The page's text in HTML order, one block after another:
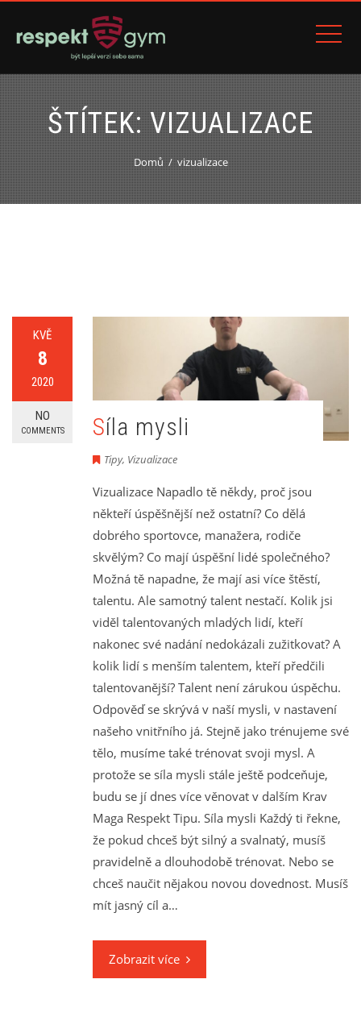
ŠTÍTEK:VIZUALIZACE
Domů vizualizace
KVĚ
8
2020
NO
COMMENTS Síla mysli
Tipy, Vizualizace
Vizualizace Napadlo tě někdy, proč jsou
někteří úspěšnější než ostatní? Co dělá
dobrého sportovce, manažera, rodiče
skvělým? Co mají úspěšní lidé společného?
Možná tě napadne, že mají asi více štěstí,
talentu. Ale samotný talent nestačí. Kolik jsi
viděl talentovaných mladých lidí, kteří
nakonec své nadání nedokázali zužitkovat? A
kolik lidí s menším talentem, kteří předčili
talentovanější? Talent není zárukou úspěchu.
Odpověď se skrývá v naší mysli, v nastavení
našeho vnitřního já. Stejně jako trénujeme své
tělo, musíme také trénovat svoji mysl. A
protože se síla mysli stále ještě podceňuje,
budu se jí dnes více věnovat v dalším Krav
Maga Respekt Tipu. Síla mysli Každý ti řekne,
že pokud chceš být silný a svalnatý, musíš
pravidelně a dlouhodobě trénovat. Nebo se
chceš naučit nějakou novou dovednost. Musíš
mít jasný cíl a…
Zobrazit více